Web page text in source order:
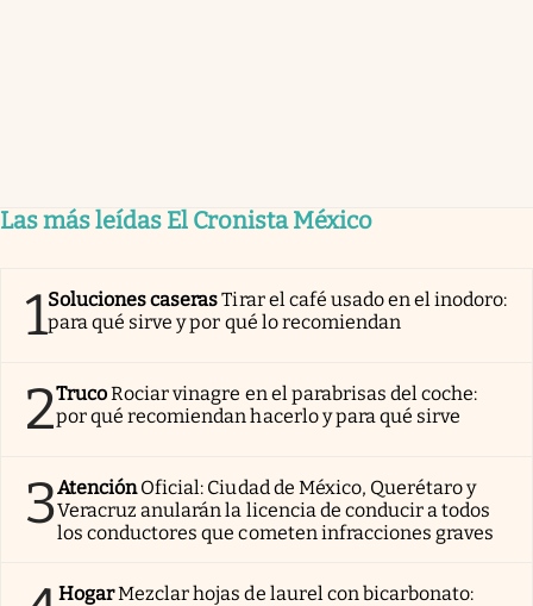
Las más leídas El Cronista México
1Soluciones caserasTirar el café usado en el inodoro:
para qué sirve y por qué lo recomiendan
2TrucoRociar vinagre en el parabrisas del coche:
por qué recomiendan hacerlo y para qué sirve
3AtenciónOficial: Ciudad de México, Querétaro y
Veracruz anularán la licencia de conducir a todos
los conductores que cometen infracciones graves
HogarMezclar hojas de laurel con bicarbonato: